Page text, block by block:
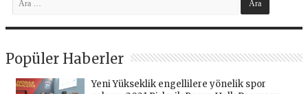
Popüler Haberler
Yeni Yükseklik engellilere yönelik spor